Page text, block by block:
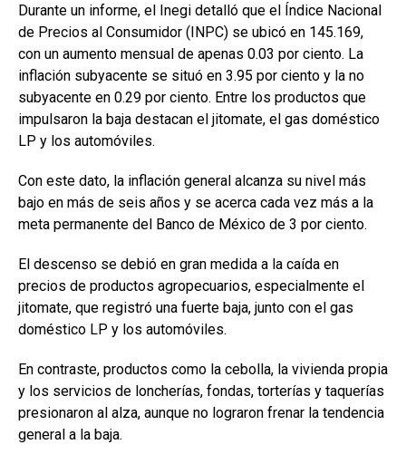
Durante un informe, el Inegi detalló que el Índice Nacional
de Precios al Consumidor (INPC) se ubicó en 145.169,
con un aumento mensual de apenas 0.03 por ciento. La
inflación subyacente se situó en 3.95 por ciento y la no
subyacente en 0.29 por ciento. Entre los productos que
impulsaron la baja destacan el jitomate, el gas doméstico
LP y los automóviles.
Con este dato, la inflación general alcanza su nivel más
bajo en más de seis años y se acerca cada vez más a la
meta permanente del Banco de México de 3 por ciento.
El descenso se debió en gran medida a la caída en
precios de productos agropecuarios, especialmente el
jitomate, que registró una fuerte baja, junto con el gas
doméstico LP y los automóviles.
En contraste, productos como la cebolla, la vivienda propia
y los servicios de loncherías, fondas, torterías y taquerías
presionaron al alza, aunque no lograron frenar la tendencia
general a la baja.